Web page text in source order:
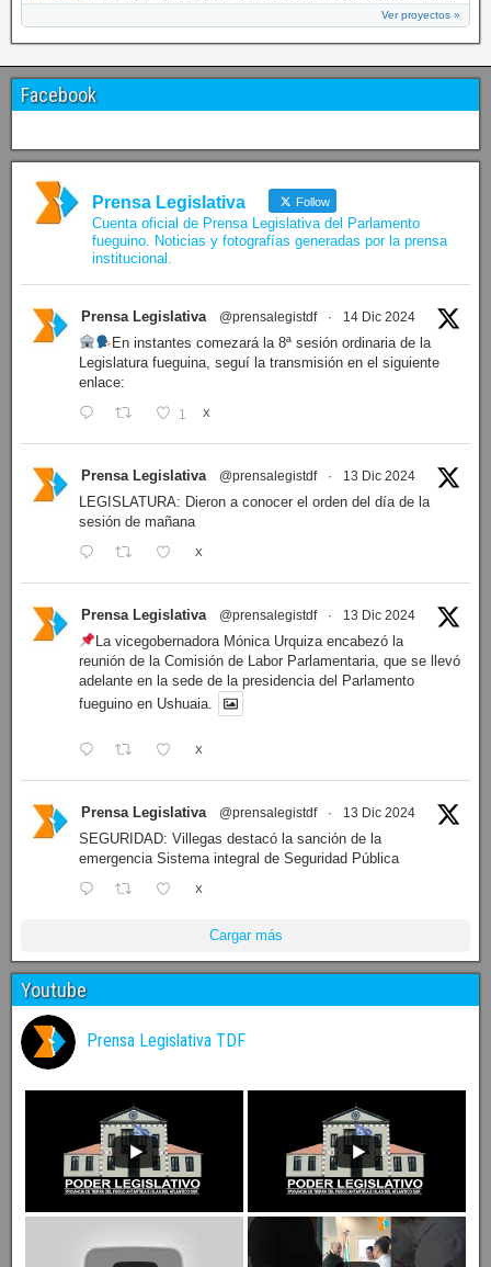
Ver proyectos »
Facebook
Prensa Legislativa Follow
Cuenta oficial de Prensa Legislativa del Parlamento
fueguino. Noticias y fotografías generadas por la prensa
institucional.
Prensa Legislativa @prensalegistdf · 14 Dic 2024
En instantes comezará la 8ª sesión ordinaria de la
Legislatura fueguina, seguí la transmisión en el siguiente
enlace:
1 X
Prensa Legislativa @prensalegistdf · 13 Dic 2024
LEGISLATURA: Dieron a conocer el orden del día de la
sesión de mañana
X
Prensa Legislativa @prensalegistdf · 13 Dic 2024
La vicegobernadora Mónica Urquiza encabezó la
reunión de la Comisión de Labor Parlamentaria, que se llevó
adelante en la sede de la presidencia del Parlamento
fueguino en Ushuaia.
X
Prensa Legislativa @prensalegistdf · 13 Dic 2024
SEGURIDAD: Villegas destacó la sanción de la
emergencia Sistema integral de Seguridad Pública
X
Cargar más
Youtube
Prensa Legislativa TDF